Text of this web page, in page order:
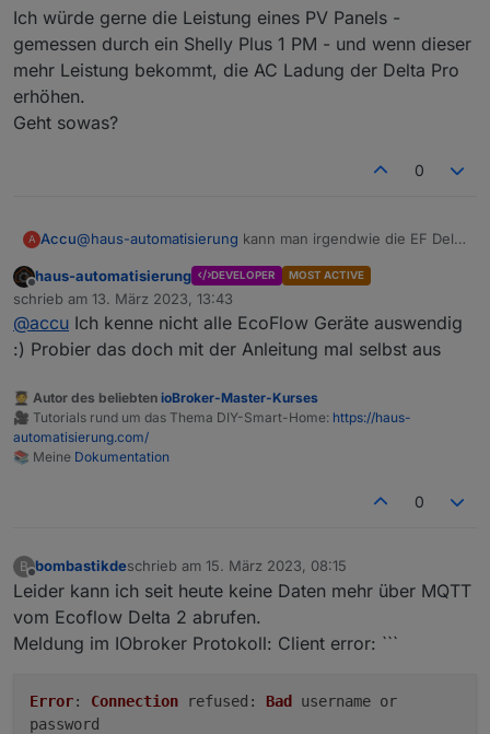
diesen Cache eingebaut. Aber wenn
sehr sehr viele Daten kommen, dann ist
das ein Problem. Kannst das Limit von
1000 pro Minute in der JavaScript
Ich würde gerne die Leistung eines PV Panels -
gemessen durch ein Shelly Plus 1 PM - und wenn dieser
mehr Leistung bekommt, die AC Ladung der Delta Pro
erhöhen.
Geht sowas?
0
A Accu@haus-automatisierung kann man irgendwie die EF Delta
Ich würde gerne die Leistung eines PV Panels -
gemessen durch ein Shelly Plus 1 PM - und wenn dieser
mehr Leistung bekommt, die AC Ladung der Delta Pro
erhöhen.
Offline
haus-automatisierung DEVELOPER MOST ACTIVE
schrieb am 13. März 2023, 13:43
zuletzt editiert von
@accu Ich kenne nicht alle EcoFlow Geräte auswendig
:) Probier das doch mit der Anleitung mal selbst aus
🧑‍🎓 Autor des beliebten ioBroker-Master-Kurses
🎥 Tutorials rund um das Thema DIY-Smart-Home: https://haus-
automatisierung.com/
📚 Meine Dokumentation
0
B
Offline
bombastikdeschrieb am 15. März 2023, 08:15
zuletzt editiert von
Leider kann ich seit heute keine Daten mehr über MQTT
vom Ecoflow Delta 2 abrufen.
Meldung im IObroker Protokoll: Client error: ```
Error: Connection refused : Bad
username or
password